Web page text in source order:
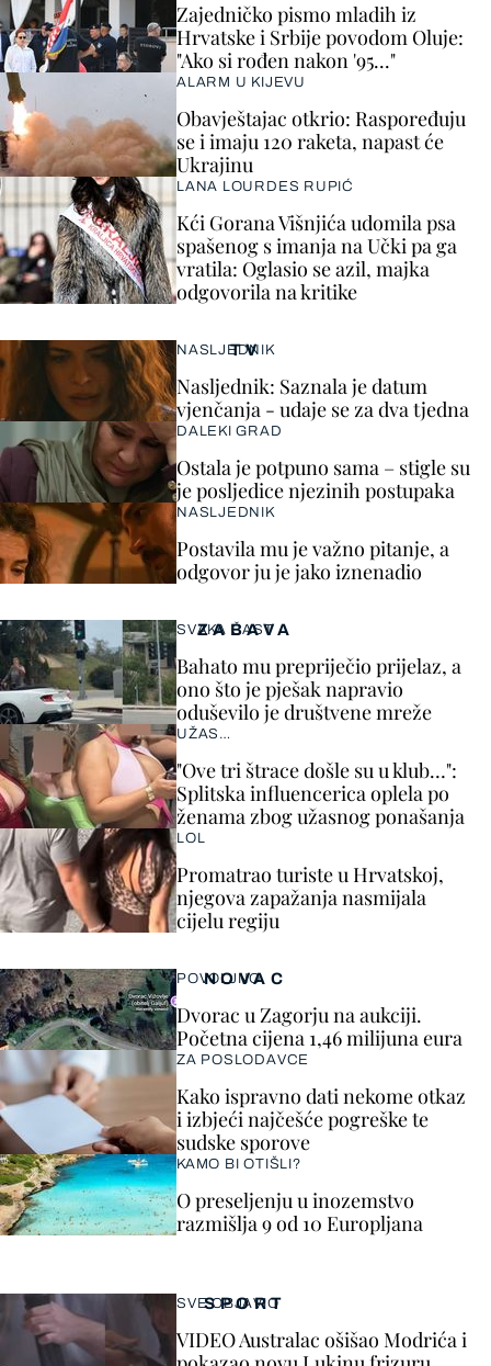
Zajedničko pismo mladih iz
Hrvatske i Srbije povodom Oluje:
"Ako si rođen nakon '95..."
ALARM U KIJEVU
Obavještajac otkrio: Raspoređuju
se i imaju 120 raketa, napast će
Ukrajinu
LANA LOURDES RUPIĆ
Kći Gorana Višnjića udomila psa
spašenog s imanja na Učki pa ga
vratila: Oglasio se azil, majka
odgovorila na kritike
ZABAVA
SVAKA ČAST
Bahato mu prepriječio prijelaz, a
ono što je pješak napravio
oduševilo je društvene mreže
UŽAS…
"Ove tri štrace došle su u klub…":
Splitska influencerica oplela po
ženama zbog užasnog ponašanja
LOL
Promatrao turiste u Hrvatskoj,
njegova zapažanja nasmijala
cijelu regiju
SPORT
SVE OBJAVIO
VIDEO Australac ošišao Modrića i
TV
NASLJEDNIK
Nasljednik: Saznala je datum
vjenčanja - udaje se za dva tjedna
DALEKI GRAD
Ostala je potpuno sama – stigle su
je posljedice njezinih postupaka
NASLJEDNIK
Postavila mu je važno pitanje, a
odgovor ju je jako iznenadio
NOVAC
POVOLJNO
Dvorac u Zagorju na aukciji.
Početna cijena 1,46 milijuna eura
ZA POSLODAVCE
Kako ispravno dati nekome otkaz
i izbjeći najčešće pogreške te
sudske sporove
KAMO BI OTIŠLI?
O preseljenju u inozemstvo
razmišlja 9 od 10 Europljana